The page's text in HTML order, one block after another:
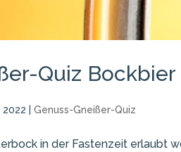
Quiz
2022 |Genuss-Gneißer-Quiz
in der Fastenzeit